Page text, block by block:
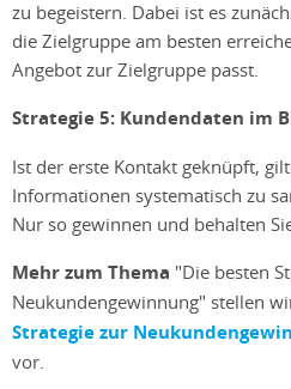
zu begeistern. Dabei ist es
die Zielgruppe am besten
Angebot zur Zielgruppe passt.
Strategie 5: Kundendaten im
Ist der erste Kontakt geknüpft,
Informationen systematisch zu
Nur so gewinnen und behalten
Mehr zum Thema "Die besten
Neukundengewinnung" stellen
Strategie zur
vor.